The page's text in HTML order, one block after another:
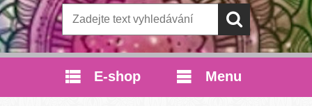
E-shop Menu